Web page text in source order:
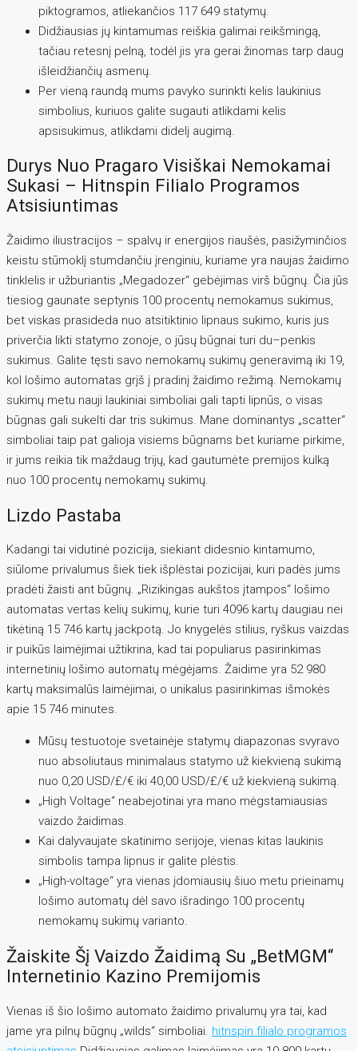
piktogramos, atliekančios 117 649 statymų.
Didžiausias jų kintamumas reiškia galimai reikšmingą,
tačiau retesnį pelną, todėl jis yra gerai žinomas tarp daug
išleidžiančių asmenų.
Per vieną raundą mums pavyko surinkti kelis laukinius
simbolius, kuriuos galite sugauti atlikdami kelis
apsisukimus, atlikdami didelį augimą.
Durys Nuo Pragaro Visiškai Nemokamai
Sukasi – Hitnspin Filialo Programos
Atsisiuntimas
Žaidimo iliustracijos – spalvų ir energijos riaušės, pasižyminčios
keistu stūmoklį stumdančiu įrenginiu, kuriame yra naujas žaidimo
tinklelis ir užburiantis „Megadozer“ gebėjimas virš būgnų. Čia jūs
tiesiog gaunate septynis 100 procentų nemokamus sukimus,
bet viskas prasideda nuo atsitiktinio lipnaus sukimo, kuris jus
priverčia likti statymo zonoje, o jūsų būgnai turi du–penkis
sukimus. Galite tęsti savo nemokamų sukimų generavimą iki 19,
kol lošimo automatas grįš į pradinį žaidimo režimą. Nemokamų
sukimų metu nauji laukiniai simboliai gali tapti lipnūs, o visas
būgnas gali sukelti dar tris sukimus. Mane dominantys „scatter“
simboliai taip pat galioja visiems būgnams bet kuriame pirkime,
ir jums reikia tik maždaug trijų, kad gautumėte premijos kulką
nuo 100 procentų nemokamų sukimų.
Lizdo Pastaba
Kadangi tai vidutinė pozicija, siekiant didesnio kintamumo,
siūlome privalumus šiek tiek išplėstai pozicijai, kuri padės jums
pradėti žaisti ant būgnų. „Rizikingas aukštos įtampos“ lošimo
automatas vertas kelių sukimų, kurie turi 4096 kartų daugiau nei
tikėtiną 15 746 kartų jackpotą. Jo knygelės stilius, ryškus vaizdas
ir puikūs laimėjimai užtikrina, kad tai populiarus pasirinkimas
internetinių lošimo automatų mėgėjams. Žaidime yra 52 980
kartų maksimalūs laimėjimai, o unikalus pasirinkimas išmokės
apie 15 746 minutes.
Mūsų testuotoje svetainėje statymų diapazonas svyravo
nuo absoliutaus minimalaus statymo už kiekvieną sukimą
nuo 0,20 USD/£/€ iki 40,00 USD/£/€ už kiekvieną sukimą.
„High Voltage“ neabejotinai yra mano mėgstamiausias
vaizdo žaidimas.
Kai dalyvaujate skatinimo serijoje, vienas kitas laukinis
simbolis tampa lipnus ir galite plėstis.
„High-voltage“ yra vienas įdomiausių šiuo metu prieinamų
lošimo automatų dėl savo išradingo 100 procentų
nemokamų sukimų varianto.
Žaiskite Šį Vaizdo Žaidimą Su „BetMGM“
Internetinio Kazino Premijomis
Vienas iš šio lošimo automato žaidimo privalumų yra tai, kad
jame yra pilnų būgnų „wilds“ simboliai. hitnspin filialo programos